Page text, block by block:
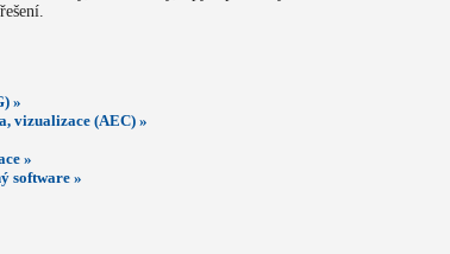
»
vizualizace (AEC) »
»
software »